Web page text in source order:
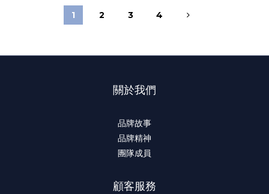
1 2 3 4
關於我們
品牌故事
品牌精神
團隊成員
顧客服務